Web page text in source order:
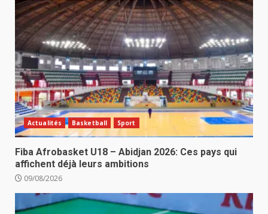
Actualités Basketball Sport
Fiba Afrobasket U18 – Abidjan 2026: Ces pays qui
affichent déjà leurs ambitions
09/08/2026